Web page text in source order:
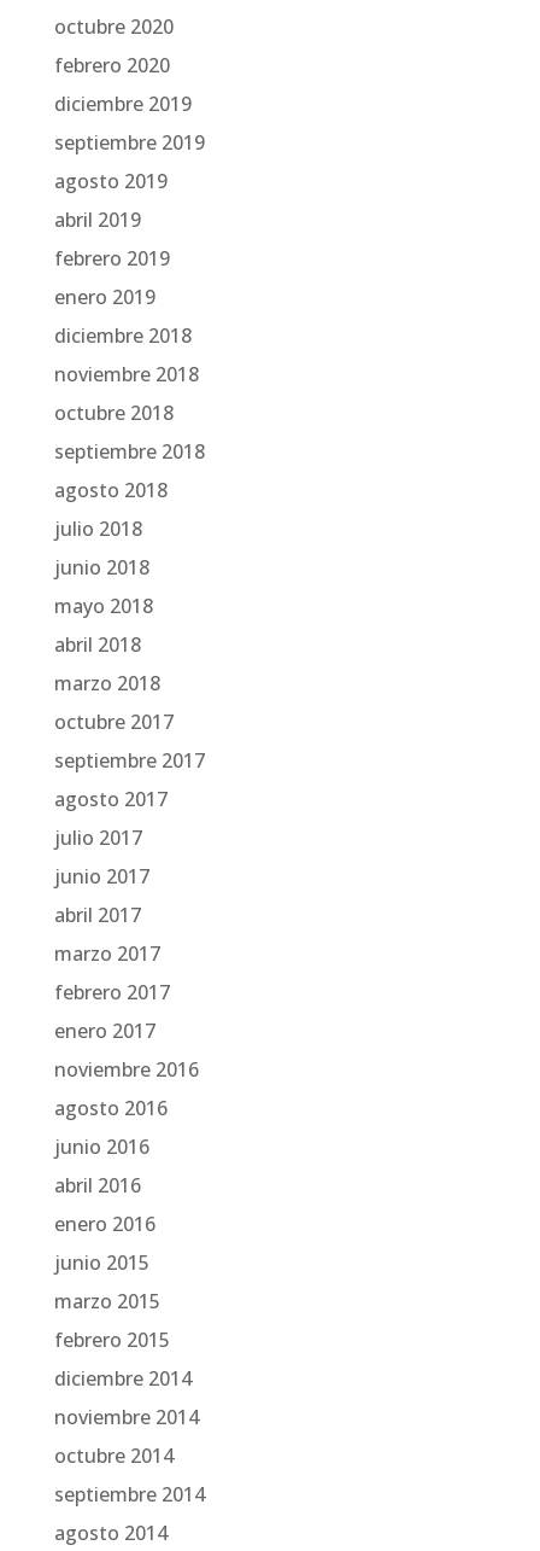
octubre 2020
febrero 2020
diciembre 2019
septiembre 2019
agosto 2019
abril 2019
febrero 2019
enero 2019
diciembre 2018
noviembre 2018
octubre 2018
septiembre 2018
agosto 2018
julio 2018
junio 2018
mayo 2018
abril 2018
marzo 2018
octubre 2017
septiembre 2017
agosto 2017
julio 2017
junio 2017
abril 2017
marzo 2017
febrero 2017
enero 2017
noviembre 2016
agosto 2016
junio 2016
abril 2016
enero 2016
junio 2015
marzo 2015
febrero 2015
diciembre 2014
noviembre 2014
octubre 2014
septiembre 2014
agosto 2014